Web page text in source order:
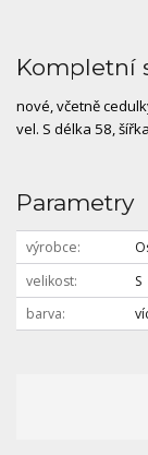
Kompletní
nové, včetně
vel. S délka 58,
Parametry
výrobce
velikost
S
barva